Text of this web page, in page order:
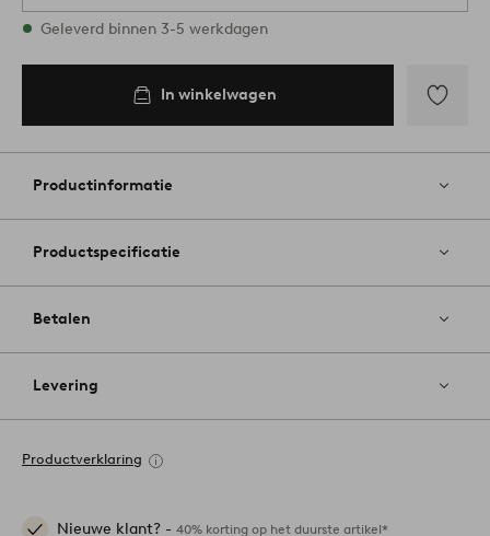
Op voorraad
Geleverd binnen 3-5 werkdagen
In winkelwagen
aan
Productinformatie
Productspecificatie
Betalen
Levering
Productverklaring
Nieuwe klant? - 40% korting op het duurste artikel*